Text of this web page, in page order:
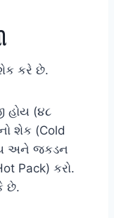
કરે છે.
હોય (૪૮
શેક (Cold
અને જકડન
Pack) કરો.
છે.